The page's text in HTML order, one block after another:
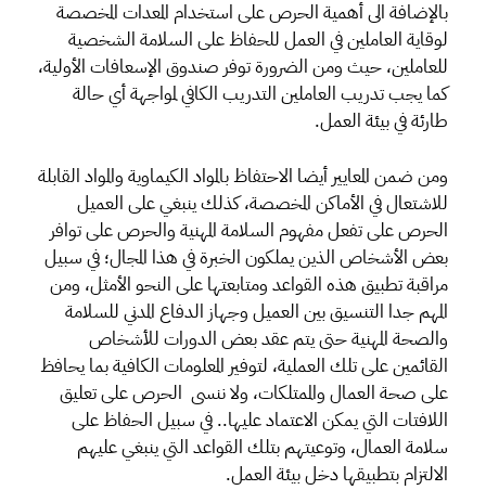
بالإضافة الى أهمية الحرص على استخدام المعدات المخصصة
لوقاية العاملين في العمل للحفاظ على السلامة الشخصية
للعاملين، حيث ومن الضرورة توفر صندوق الإسعافات الأولية،
كما يجب تدريب العاملين التدريب الكافي لمواجهة أي حالة
طارئة في بيئة العمل.
ومن ضمن المعايير أيضا الاحتفاظ بالمواد الكيماوية والمواد القابلة
للاشتعال في الأماكن المخصصة، كذلك ينبغي على العميل
الحرص على تفعل مفهوم السلامة المهنية والحرص على توافر
بعض الأشخاص الذين يملكون الخبرة في هذا المجال؛ في سبيل
مراقبة تطبيق هذه القواعد ومتابعتها على النحو الأمثل، ومن
المهم جدا التنسيق بين العميل وجهاز الدفاع المدني للسلامة
والصحة المهنية حتى يتم عقد بعض الدورات للأشخاص
القائمين على تلك العملية، لتوفير المعلومات الكافية بما يحافظ
على صحة العمال والممتلكات، ولا ننسى الحرص على تعليق
اللافتات التي يمكن الاعتماد عليها.. في سبيل الحفاظ على
سلامة العمال، وتوعيتهم بتلك القواعد التي ينبغي عليهم
الالتزام بتطبيقها دخل بيئة العمل.